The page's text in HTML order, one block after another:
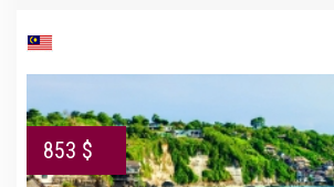
853 $